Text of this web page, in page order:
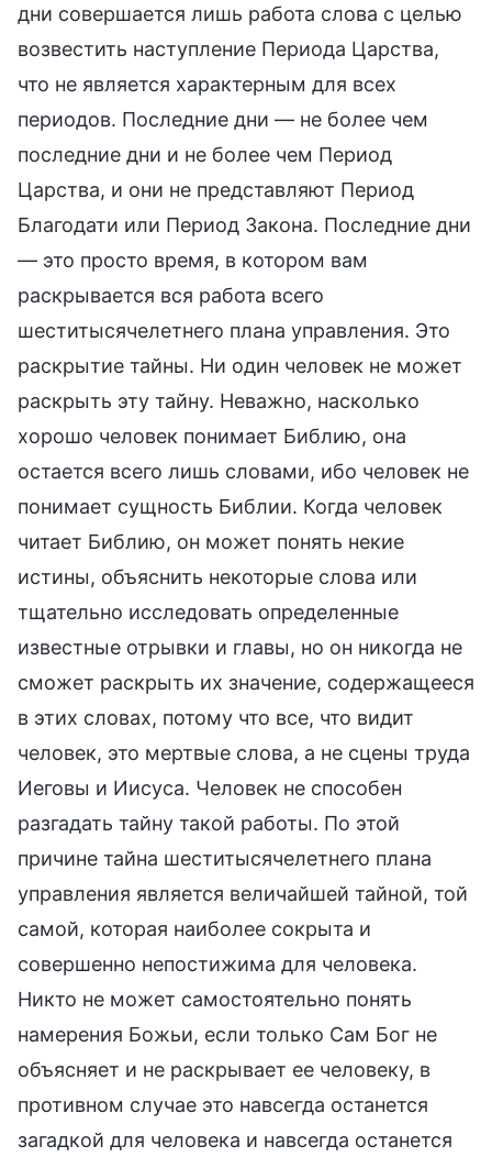
дни совершается лишь работа слова с целью
возвестить наступление Периода Царства,
что не является характерным для всех
периодов. Последние дни — не более чем
последние дни и не более чем Период
Царства, и они не представляют Период
Благодати или Период Закона. Последние дни
— это просто время, в котором вам
раскрывается вся работа всего
шеститысячелетнего плана управления. Это
раскрытие тайны. Ни один человек не может
раскрыть эту тайну. Неважно, насколько
хорошо человек понимает Библию, она
остается всего лишь словами, ибо человек не
понимает сущность Библии. Когда человек
читает Библию, он может понять некие
истины, объяснить некоторые слова или
тщательно исследовать определенные
известные отрывки и главы, но он никогда не
сможет раскрыть их значение, содержащееся
в этих словах, потому что все, что видит
человек, это мертвые слова, а не сцены труда
Иеговы и Иисуса. Человек не способен
разгадать тайну такой работы. По этой
причине тайна шеститысячелетнего плана
управления является величайшей тайной, той
самой, которая наиболее сокрыта и
совершенно непостижима для человека.
Никто не может самостоятельно понять
намерения Божьи, если только Сам Бог не
объясняет и не раскрывает ее человеку, в
противном случае это навсегда останется
загадкой для человека и навсегда останется